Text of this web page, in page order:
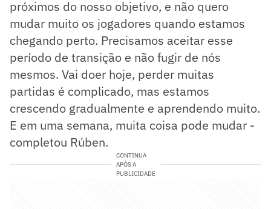
próximos do nosso objetivo, e não quero
mudar muito os jogadores quando estamos
chegando perto. Precisamos aceitar esse
período de transição e não fugir de nós
mesmos. Vai doer hoje, perder muitas
partidas é complicado, mas estamos
crescendo gradualmente e aprendendo muito.
E em uma semana, muita coisa pode mudar -
completou Rúben.
CONTINUA
APÓS A
PUBLICIDADE